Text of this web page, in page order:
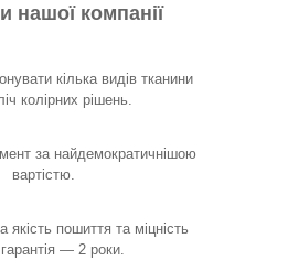
нашої компанії
кілька видів тканини
колірних рішень.
за найдемократичнішою
вартістю.
якість пошиття та міцність
— 2 роки.